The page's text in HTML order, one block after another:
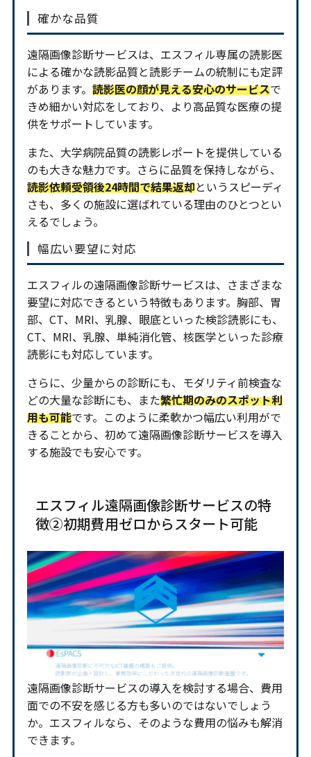
確かな品質
遠隔画像診断サービスは、エスフィル専属の読影医
による確かな読影品質と読影チームの統制にも定評
があります。 読影医の顔が見える安心のサービスで
きめ細かい対応をしており、より高品質な医療の提
供をサポートしています。
また、大学病院品質の読影レポートを提供している
のも大きな魅力です。さらに品質を保持しながら、
読影依頼受領後24時間で結果返却というスピーディ
さも、多くの施設に選ばれている理由のひとつとい
えるでしょう。
幅広い要望に対応
エスフィルの遠隔画像診断サービスは、さまざまな
要望に対応できるという特徴もあります。胸部、胃
部、CT、MRI、乳腺、眼底といった検診読影にも、
CT、MRI、乳腺、単純消化管、核医学といった診療
読影にも対応しています。
さらに、少量からの診断にも、モダリティ前検査な
どの大量な診断にも、また繁忙期のみのスポット利
用も可能です。このように柔軟かつ幅広い利用がで
きることから、初めて遠隔画像診断サービスを導入
する施設でも安心です。
エスフィル遠隔画像診断サービスの特
徴②初期費用ゼロからスタート可能
遠隔画像診断サービスの導入を検討する場合、費用
面での不安を感じる方も多いのではないでしょう
か。エスフィルなら、そのような費用の悩みも解消
できます。